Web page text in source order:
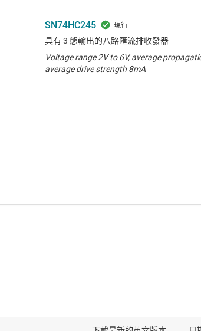
SN74HC245
具有 3 態輸出的八路匯流排收發器
Voltage range 2V to 6V, average
average drive strength 8mA